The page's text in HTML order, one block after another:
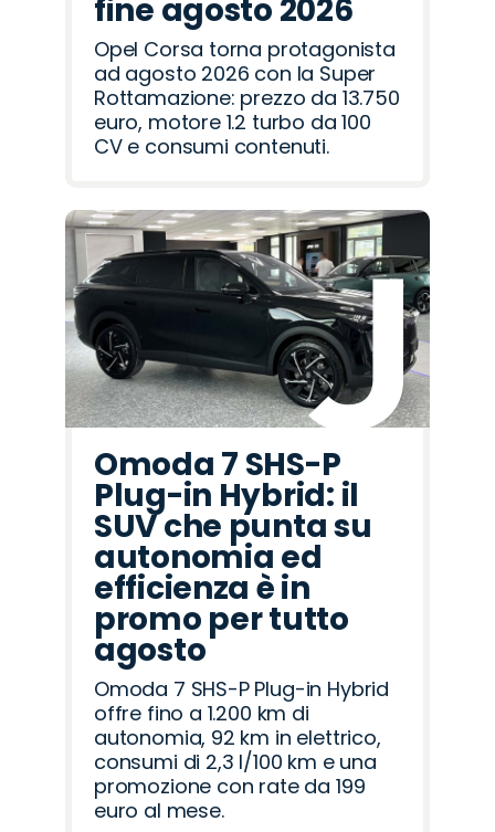
fine agosto 2026
Opel Corsa torna protagonista
ad agosto 2026 con la Super
Rottamazione: prezzo da 13.750
euro, motore 1.2 turbo da 100
CV e consumi contenuti.
Omoda 7 SHS-P
Plug-in Hybrid: il
SUV che punta su
autonomia ed
efficienza è in
promo per tutto
agosto
Omoda 7 SHS-P Plug-in Hybrid
offre fino a 1.200 km di
autonomia, 92 km in elettrico,
consumi di 2,3 l/100 km e una
promozione con rate da 199
euro al mese.